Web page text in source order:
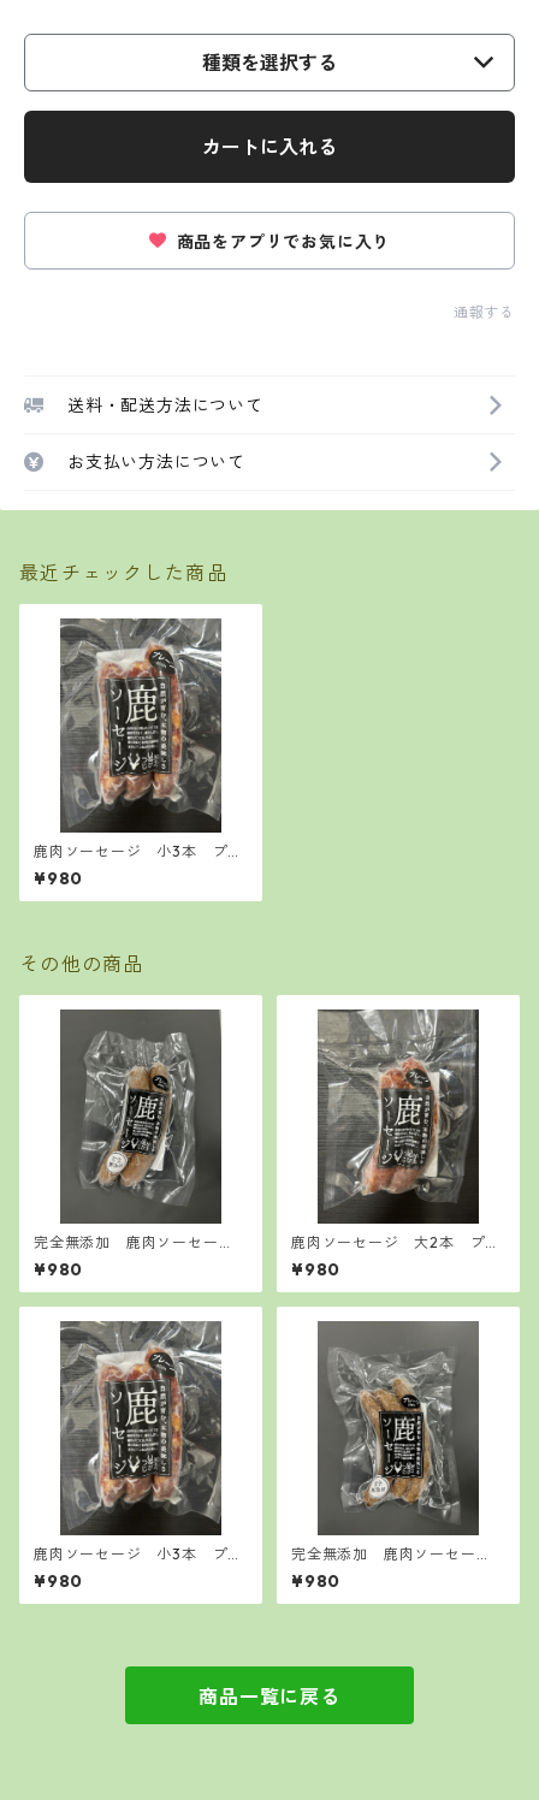
種類を選択する
カートに入れる
商品をアプリでお気に入り
通報する
送料・配送方法について
お支払い方法について
最近チェックした商品
鹿肉ソーセージ 小3本 プレ
ーン ハーブ チョリソー
¥980
その他の商品
完全無添加 鹿肉ソーセー
ジ 大2本 プレーン ハー
ブ チョリソー
¥980
鹿肉ソーセージ 大2本 プレ
ーン ハーブ
¥980
鹿肉ソーセージ 小3本 プレ
ーン ハーブ チョリソー
¥980
完全無添加 鹿肉ソーセー
ジ 小3本 プレーン ハー
ブ チョリソー
¥980
商品一覧に戻る